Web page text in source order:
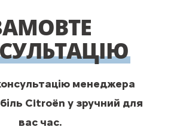
менеджера
Citroën у зручний для
вас час.